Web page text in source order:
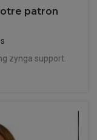
patron
zynga support.